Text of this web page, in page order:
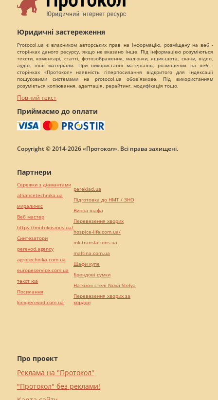
Юридичні застереження
Protocol.ua є власником авторських прав на інформацію, розміщену на веб -
сторінках даного ресурсу, якщо не вказано інше. Під інформацією розуміються
тексти, коментарі, статті, фотозображення, малюнки, ящик-шота, скани, відео,
аудіо, інші матеріали. При використанні матеріалів, розміщених на веб -
сторінках «Протокол» наявність гіперпосилання відкритого для індексації
пошуковими системами на protocol.ua обов`язкове. Під використанням
розуміється копіювання, адаптація, рерайтинг, модифікація тощо.
Повний текст
Приймаємо до оплати
Copyright © 2014-2026 «Протокол». Всі права захищені.
Про проект
Реклама на "Протокол"
"Протокол" без реклами!
Партнери
Сережки з діамантами
alliancetechnika.ua
миралинкс
Веб мастер
https://motokosmos.ua/
Синтезатори
perevod.agency
agrotechnika.com.ua
europeservice.com.ua
текст юа
Посилання
kievperevod.com.ua
pereklad.ua
Підготовка до НМТ / ЗНО
Винна шафа
Перевезення хворих
hospice-life.com.ua/
mk-translations.ua
maltina.com.ua
Шафи купе
Брендові сумки
Натяжні стелі Nova Stelya
Перевезення хворих за
кордон